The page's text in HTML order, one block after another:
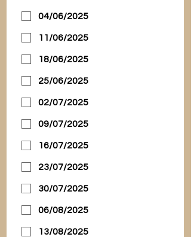
04/06/2025
11/06/2025
18/06/2025
25/06/2025
02/07/2025
09/07/2025
16/07/2025
23/07/2025
30/07/2025
06/08/2025
13/08/2025